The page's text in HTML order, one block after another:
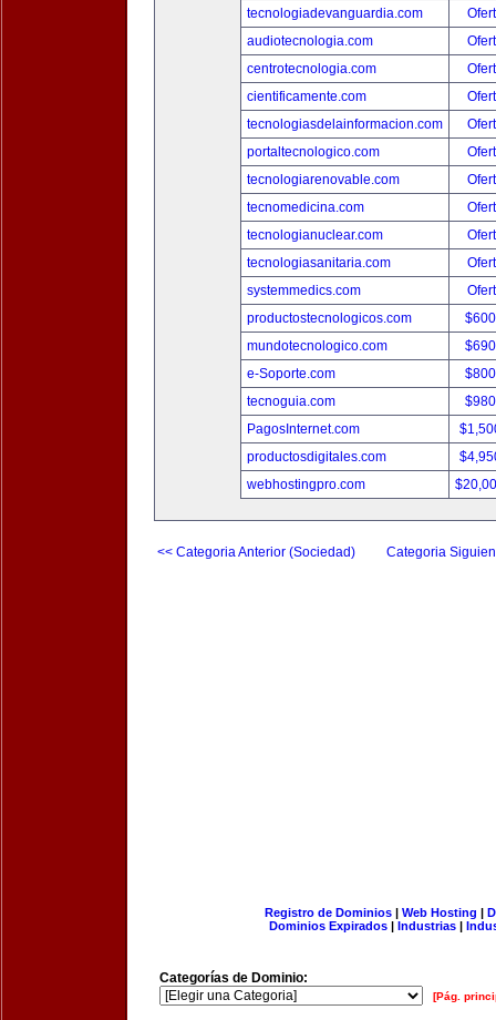
tecnologiadevanguardia.com
audiotecnologia.com
centrotecnologia.com
cientificamente.com
tecnologiasdelainformacion.com
portaltecnologico.com
tecnologiarenovable.com
tecnomedicina.com
tecnologianuclear.com
tecnologiasanitaria.com
systemmedics.com
productostecnologicos.com
mundotecnologico.com
e-Soporte.com
tecnoguia.com
PagosInternet.com
productosdigitales.com
webhostingpro.com
<< Categoria Anterior (Sociedad) Categoria
Registro de Dominios| Web Hosting |
Dominios Expirados | Industrias |
Categorías de Dominio:
[Pág.